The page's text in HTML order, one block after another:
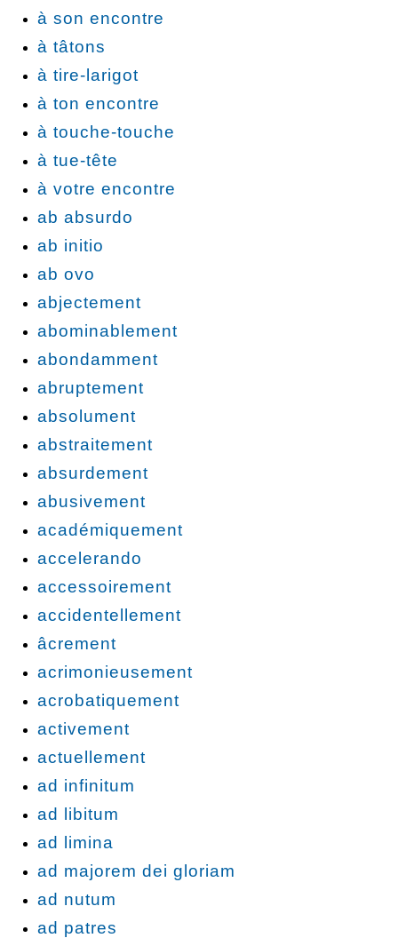
à son encontre
à tâtons
à tire-larigot
à ton encontre
à touche-touche
à tue-tête
à votre encontre
ab absurdo
ab initio
ab ovo
abjectement
abominablement
abondamment
abruptement
absolument
abstraitement
absurdement
abusivement
académiquement
accelerando
accessoirement
accidentellement
âcrement
acrimonieusement
acrobatiquement
activement
actuellement
ad infinitum
ad libitum
ad limina
ad majorem dei gloriam
ad nutum
ad patres